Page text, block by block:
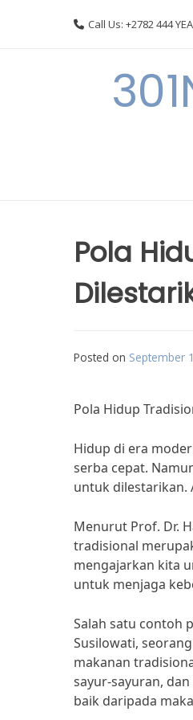
Call Us: +2782 444
Pola
Posted on September
Pola Hidup
Hidup di era
serba cepat.
untuk dilestarikan.
Menurut Prof. Dr.
tradisional
mengajarkan kita
untuk menjaga
Salah satu contoh
Susilowati,
makanan
sayur-sayuran,
baik daripada